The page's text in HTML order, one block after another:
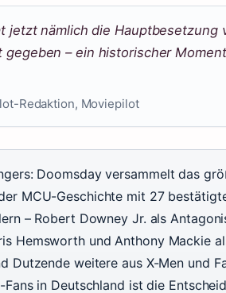
jetzt nämlich die Hauptbesetzung
gegeben – ein historischer
Redaktion, Moviepilot
Doomsday versammelt das
MCU-Geschichte mit 27
– Robert Downey Jr. als
Hemsworth und Anthony Mackie
Dutzende weitere aus X-Men und
Fans in Deutschland ist die